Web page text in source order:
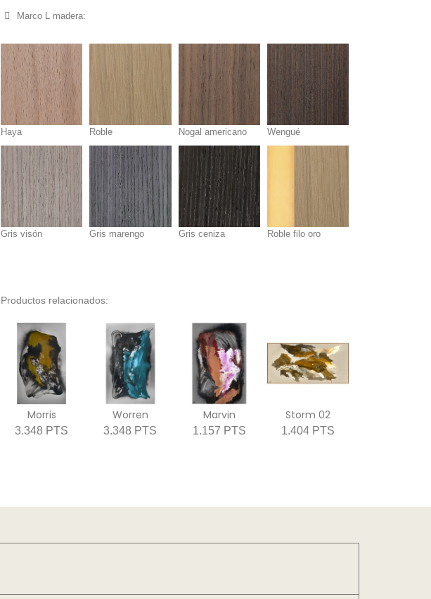
Marco L madera:
Haya Roble Nogal americano Wengué
Gris visón Gris marengo Gris ceniza Roble filo oro
Productos relacionados:
Morris
3.348 PTS
Worren
3.348 PTS
Marvin
1.157 PTS
Storm 02
1.404 PTS